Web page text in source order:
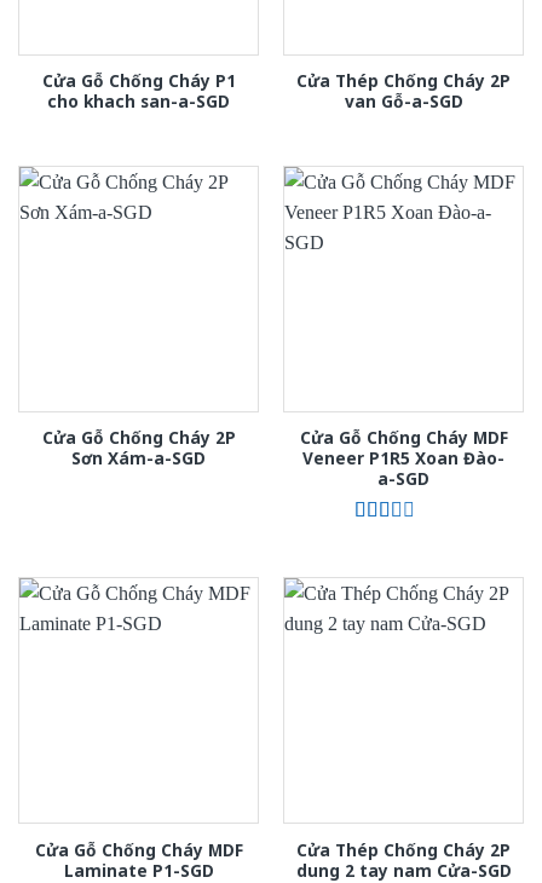
Cửa Gỗ Chống Cháy P1
cho khach san-a-SGD
Cửa Thép Chống Cháy 2P
van Gỗ-a-SGD
Cửa Gỗ Chống Cháy 2P
Sơn Xám-a-SGD
Cửa Gỗ Chống Cháy MDF
Veneer P1R5 Xoan Đào-
a-SGD
hạng
2.00
5
sao
Cửa Gỗ Chống Cháy MDF
Laminate P1-SGD
Cửa Thép Chống Cháy 2P
dung 2 tay nam Cửa-SGD